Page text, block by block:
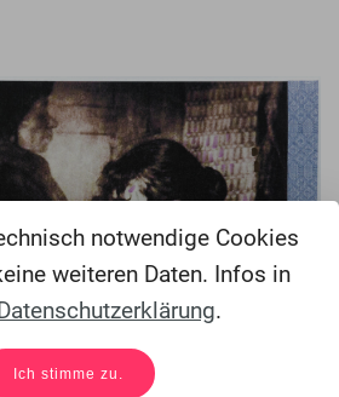
notwendige Cookies
weiteren Daten. Infos in
.
Ich stimme zu.